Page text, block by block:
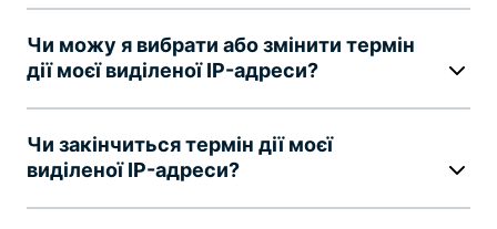
Чи можу я вибрати або змінити термін
дії моєї виділеної IP-адреси?
Чи закінчиться термін дії моєї
виділеної IP-адреси?